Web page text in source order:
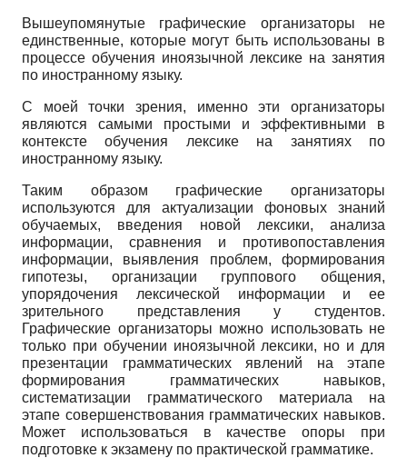
Вышеупомянутые графические организаторы не
единственные, которые могут быть использованы в
процессе обучения иноязычной лексике на занятия
по иностранному языку.
С моей точки зрения, именно эти организаторы
являются самыми простыми и эффективными в
контексте обучения лексике на занятиях по
иностранному языку.
Таким образом графические организаторы
используются для актуализации фоновых знаний
обучаемых, введения новой лексики, анализа
информации, сравнения и противопоставления
информации, выявления проблем, формирования
гипотезы, организации группового общения,
упорядочения лексической информации и ее
зрительного представления у студентов.
Графические организаторы можно использовать не
только при обучении иноязычной лексики, но и для
презентации грамматических явлений на этапе
формирования грамматических навыков,
систематизации грамматического материала на
этапе совершенствования грамматических навыков.
Может использоваться в качестве опоры при
подготовке к экзамену по практической грамматике.